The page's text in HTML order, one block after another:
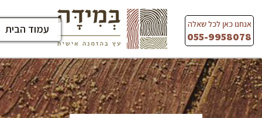
content
אנחנו כאן לכל שאלה
055-9958078
עמוד הבית